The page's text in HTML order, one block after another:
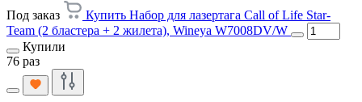
Под заказ
Купить Набор для лазертага Call of Life Star-
Team (2 бластера + 2 жилета), Wineya W7008DV/W
Купили
76 раз